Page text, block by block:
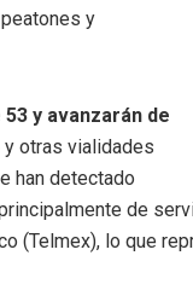
y
y avanzarán de
y otras vialidades
han detectado
de
(Telmex), lo que